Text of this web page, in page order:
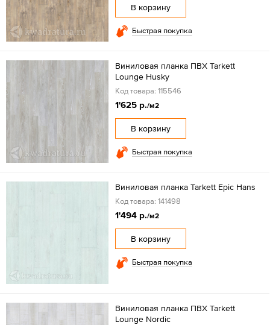
В корзину
Быстрая покупка
Виниловая планка ПВХ Tarkett
Lounge Husky
Код товара: 115546
1'625 р./м2
В корзину
Быстрая покупка
Виниловая планка Tarkett Epic Hans
Код товара: 141498
1'494 р./м2
В корзину
Быстрая покупка
Виниловая планка ПВХ Tarkett
Lounge Nordic